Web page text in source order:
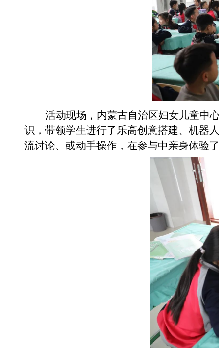
活动现场，内蒙古自治区妇女儿童中
识，带领学生进行了乐高创意搭建、机器
流讨论、或动手操作，在参与中亲身体验